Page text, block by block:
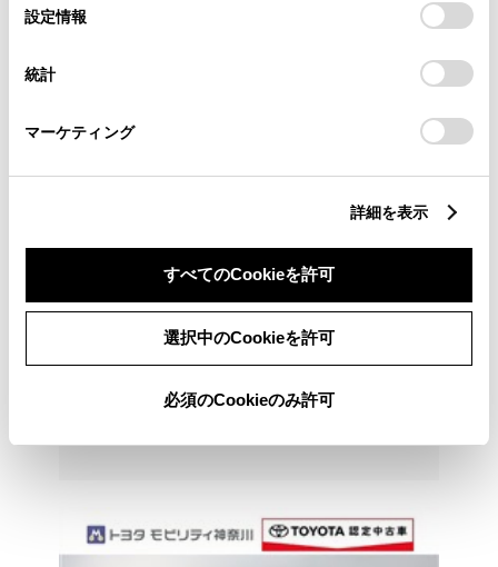
デバイスにすべてのCookie(クッキー)が保存されることに同
意したことになります。Cookie(クッキー)のオプトアウト、
設定の変更、同意を撤回したりするにあたっては、当社の
「Cookie（クッキー）情報の取り扱いについて
」をご覧くだ
設定情報
統計
マーケティング
詳細を表示
すべてのCookieを許可
選択中のCookieを許可
必須のCookieのみ許可
※ 価格は販売店所在地域で8月登録の場合
修復 なし 車検 車検整備付
ロングラン保証付
オンライン見積り・注文
各種お問い合わせ